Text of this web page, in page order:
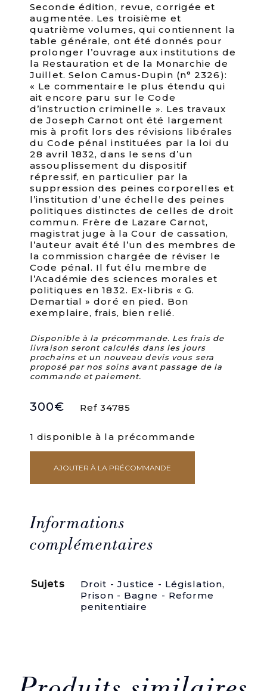
Seconde édition, revue, corrigée et
augmentée. Les troisième et
quatrième volumes, qui contiennent la
table générale, ont été donnés pour
prolonger l’ouvrage aux institutions de
la Restauration et de la Monarchie de
Juillet. Selon Camus-Dupin (n° 2326):
« Le commentaire le plus étendu qui
ait encore paru sur le Code
d’instruction criminelle ». Les travaux
de Joseph Carnot ont été largement
mis à profit lors des révisions libérales
du Code pénal instituées par la loi du
28 avril 1832, dans le sens d’un
assouplissement du dispositif
répressif, en particulier par la
suppression des peines corporelles et
l’institution d’une échelle des peines
politiques distinctes de celles de droit
commun. Frère de Lazare Carnot,
magistrat juge à la Cour de cassation,
l’auteur avait été l’un des membres de
la commission chargée de réviser le
Code pénal. Il fut élu membre de
l’Académie des sciences morales et
politiques en 1832. Ex-libris « G.
Demartial » doré en pied. Bon
exemplaire, frais, bien relié.
Disponible à la précommande. Les frais de
livraison seront calculés dans les jours
prochains et un nouveau devis vous sera
proposé par nos soins avant passage de la
commande et paiement.
300€ Ref 34785
1 disponible à la précommande
quantité
de
criminelle,
considérée
dans
ses
et
particuliers
jurisprudence
de
AJOUTER À LA PRÉCOMMANDE
Informations
complémentaires
Sujets Droit - Justice - Législation,
Prison - Bagne - Reforme
penitentiaire